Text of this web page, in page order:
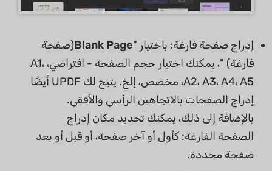
إدراج صفحة فارغة: باختيار "Blank Page(صفحة
فارغة) "، يمكنك اختيار حجم الصفحة - افتراضي، A1،
A2، A3، A4، A5، مخصص، إلخ. يتيح لك UPDF أيضًا
إدراج الصفحات بالاتجاهين الرأسي والأفقي.
بالإضافة إلى ذلك، يمكنك تحديد مكان إدراج
الصفحة الفارغة: كأول أو آخر صفحة، أو قبل أو بعد
صفحة محددة.